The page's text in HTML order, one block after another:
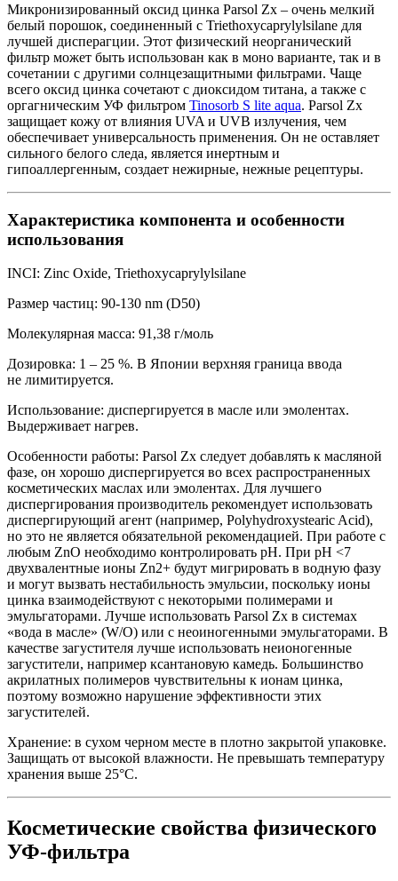
Микронизированный оксид цинка Parsol Zx – очень мелкий
белый порошок, соединенный с Triethoxycaprylylsilane для
лучшей дисперагции. Этот физический неорганический
фильтр может быть использован как в моно варианте, так и в
сочетании с другими солнцезащитными фильтрами. Чаще
всего оксид цинка сочетают с диоксидом титана, а также с
оргагническим УФ фильтром Tinosorb S lite aqua. Parsol Zx
защищает кожу от влияния UVA и UVB излучения, чем
обеспечивает универсальность применения. Он не оставляет
сильного белого следа, является инертным и
гипоаллергенным, создает нежирные, нежные рецептуры.
Характеристика компонента и особенности
использования
INCI: Zinc Oxide, Triethoxycaprylylsilane
Размер частиц: 90-130 nm (D50)
Молекулярная масса: 91,38 г/моль
Дозировка: 1 – 25 %. В Японии верхняя граница ввода
не лимитируется.
Использование: диспергируется в масле или эмолентах.
Выдерживает нагрев.
Особенности работы: Parsol Zx следует добавлять к масляной
фазе, он хорошо диспергируется во всех распространенных
косметических маслах или эмолентах. Для лучшего
диспергирования производитель рекомендует использовать
диспергирующий агент (например, Polyhydroxystearic Acid),
но это не является обязательной рекомендацией. При работе с
любым ZnO необходимо контролировать pH. При pH <7
двухвалентные ионы Zn2+ будут мигрировать в водную фазу
и могут вызвать нестабильность эмульсии, поскольку ионы
цинка взаимодействуют с некоторыми полимерами и
эмульгаторами. Лучше использовать Parsol Zx в системах
«вода в масле» (W/O) или с неоиногенными эмульгаторами. В
качестве загустителя лучше использовать неионогенные
загустители, например ксантановую камедь. Большинство
акрилатных полимеров чувствительны к ионам цинка,
поэтому возможно нарушение эффективности этих
загустителей.
Хранение: в сухом черном месте в плотно закрытой упаковке.
Защищать от высокой влажности. Не превышать температуру
хранения выше 25°С.
Косметические свойства физического
УФ-фильтра